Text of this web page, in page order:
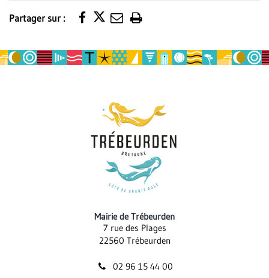
Partager sur :
Imprimer
page
Mairie de Trébeurden
7 rue des Plages
22560 Trébeurden
02 96 15 44 00